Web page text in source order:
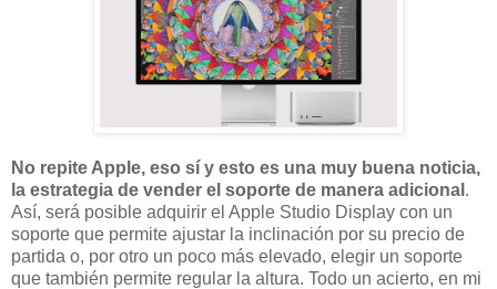
No repite Apple, eso sí y esto es una muy buena noticia,
la estrategia de vender el soporte de manera adicional .
Así, será posible adquirir el Apple Studio Display con un
soporte que permite ajustar la inclinación por su precio de
partida o, por otro un poco más elevado, elegir un soporte
que también permite regular la altura. Todo un acierto, en mi